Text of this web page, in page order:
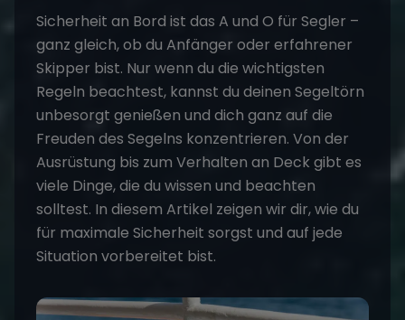
Sicherheit an Bord ist das A und O für Segler –
ganz gleich, ob du Anfänger oder erfahrener
Skipper bist. Nur wenn du die wichtigsten
Regeln beachtest, kannst du deinen Segeltörn
unbesorgt genießen und dich ganz auf die
Freuden des Segelns konzentrieren. Von der
Ausrüstung bis zum Verhalten an Deck gibt es
viele Dinge, die du wissen und beachten
solltest. In diesem Artikel zeigen wir dir, wie du
für maximale Sicherheit sorgst und auf jede
Situation vorbereitet bist.